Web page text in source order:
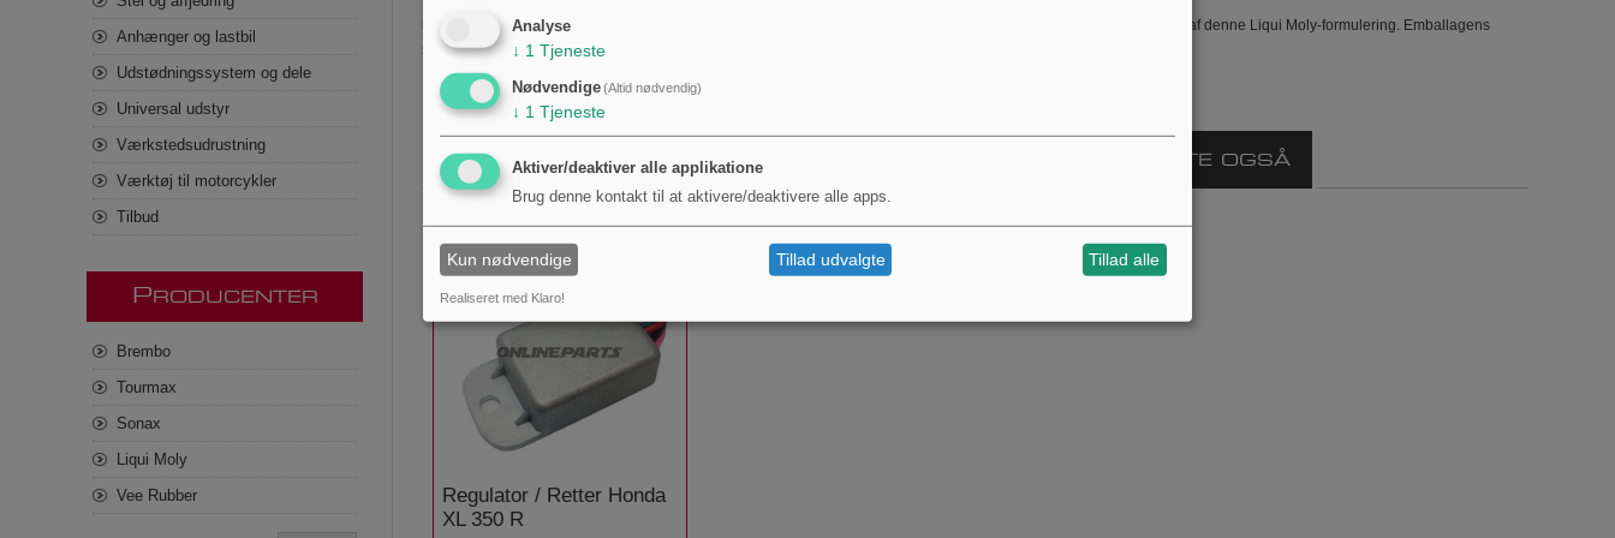
Produktets GTIN 4100420051074 og producentnumre (MPN 558.84.39) er angivet for entydig identifikation af denne Liqui Moly-formulering. Emballagens
størrelse er 250 ml; der er ingen angivelse af leveringsantal i styksæt i denne beskrivelse.
KUNDER DER HAR KØBT DENNE VARE KØBTE OGSÅ
Regulator / Retter Honda
XL 350 R
Anhænger og lastbil
Udstødningssystem og dele
Universal udstyr
Værkstedsudrustning
Værktøj til motorcykler
Tilbud
P RODUCENTER
Brembo
Tourmax
Sonax
Liqui Moly
Vee Rubber
Analyse
↓ 1 Tjeneste
Nødvendige(Altid nødvendig)
↓ 1 Tjeneste
Aktiver/deaktiver alle applikatione
Brug denne kontakt til at aktivere/deaktivere alle apps.
Kun nødvendige Tillad udvalgte Tillad alle
Realiseret med Klaro!